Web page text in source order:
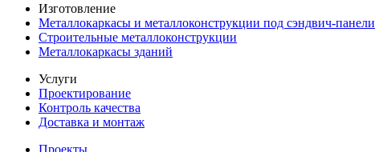
Изготовление
Металлокаркасы и металлоконструкции под сэндвич-панели
Строительные металлоконструкции
Металлокаркасы зданий
Услуги
Проектирование
Контроль качества
Доставка и монтаж
Проекты